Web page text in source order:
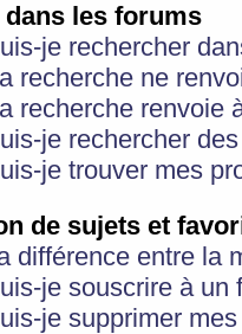
dans les forums
je rechercher
recherche ne
recherche renvoie
je rechercher
je trouver mes
de sujets et
différence entre la
je souscrire à
je supprimer